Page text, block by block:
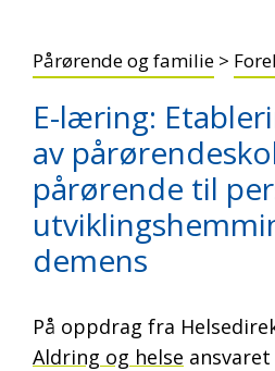
Pårørende og familie >
E-læring:
av
pårørende til
demens
På oppdrag fra
Aldring og helse